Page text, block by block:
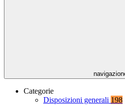
Categorie
Disposizioni generali 198